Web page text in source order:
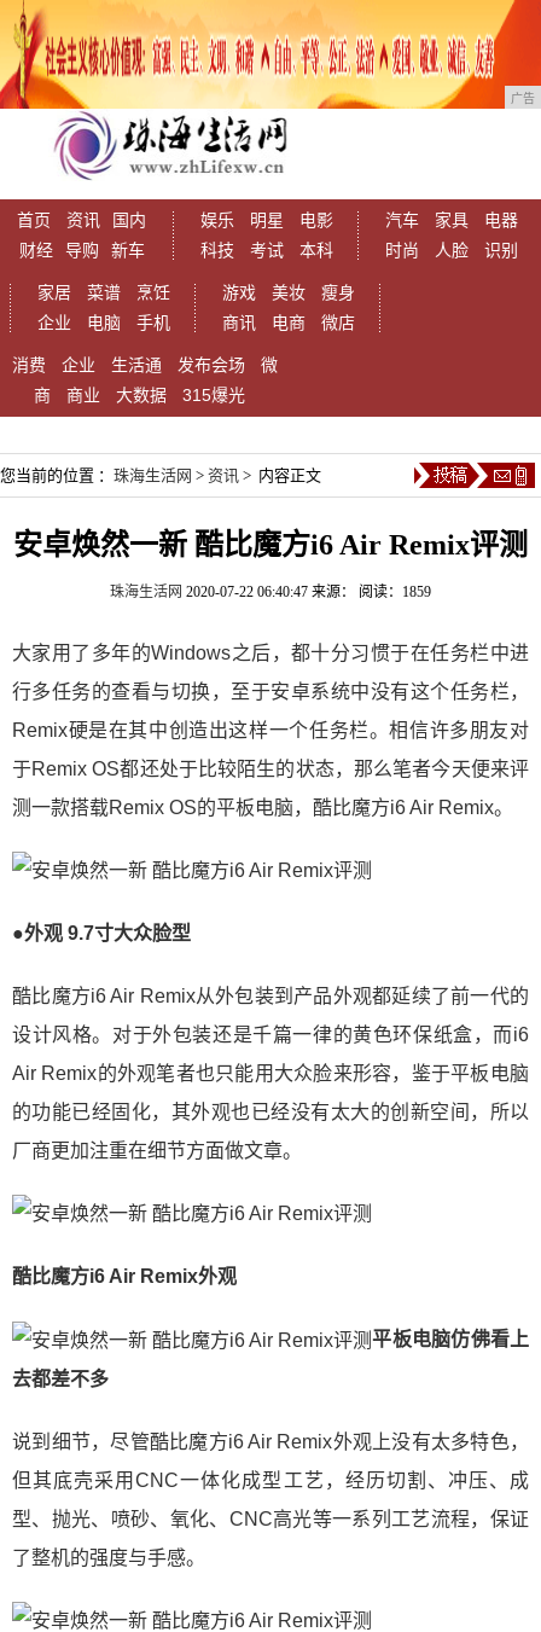
广告
首页 资讯
国内
财经
导购 新车
娱乐 明星
电影
科技
考试 本科
汽车 家具
电器
时尚
人脸 识别
家居 菜谱
烹饪
企业
电脑 手机
游戏 美妆
瘦身
商讯
电商 微店
消费 企业 生活通 发布会场
微
商
商业 大数据 315爆光
您当前的位置 ： 珠海生活网 > 资讯 > 内容正文
安卓焕然一新 酷比魔方i6 Air Remix评测
珠海生活网 2020-07-22 06:40:47 来源： 阅读：1859
大家用了多年的Windows之后，都十分习惯于在任务栏中进
行多任务的查看与切换，至于安卓系统中没有这个任务栏，
Remix硬是在其中创造出这样一个任务栏。相信许多朋友对
于Remix OS都还处于比较陌生的状态，那么笔者今天便来评
测一款搭载Remix OS的平板电脑，酷比魔方i6 Air Remix。
●外观 9.7寸大众脸型
酷比魔方i6 Air Remix从外包装到产品外观都延续了前一代的
设计风格。对于外包装还是千篇一律的黄色环保纸盒，而i6
Air Remix的外观笔者也只能用大众脸来形容，鉴于平板电脑
的功能已经固化，其外观也已经没有太大的创新空间，所以
厂商更加注重在细节方面做文章。
酷比魔方i6 Air Remix外观
平板电脑仿佛看上
去都差不多
说到细节，尽管酷比魔方i6 Air Remix外观上没有太多特色，
但其底壳采用CNC一体化成型工艺，经历切割、冲压、成
型、抛光、喷砂、氧化、CNC高光等一系列工艺流程，保证
了整机的强度与手感。